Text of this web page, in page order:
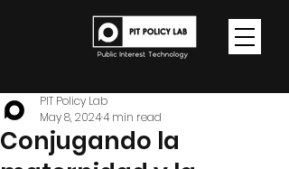
Conjugando la
PIT Policy Lab
May 8, 20244 min read